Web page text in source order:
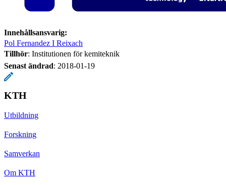
Innehållsansvarig:
Pol Fernandez I Reixach
Tillhör: Institutionen för kemiteknik
Senast ändrad: 2018-01-19
KTH
Utbildning
Forskning
Samverkan
Om KTH